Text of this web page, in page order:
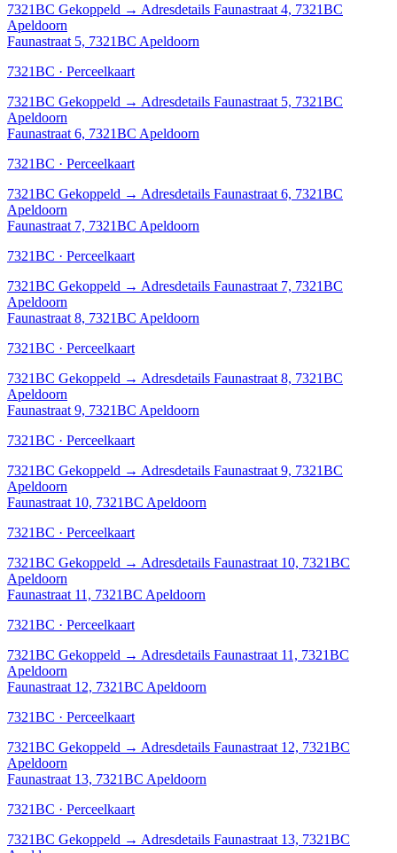
7321BC Gekoppeld → Adresdetails Faunastraat 4, 7321BC
Apeldoorn
Faunastraat 5, 7321BC Apeldoorn
7321BC · Perceelkaart
7321BC Gekoppeld → Adresdetails Faunastraat 5, 7321BC
Apeldoorn
Faunastraat 6, 7321BC Apeldoorn
7321BC · Perceelkaart
7321BC Gekoppeld → Adresdetails Faunastraat 6, 7321BC
Apeldoorn
Faunastraat 7, 7321BC Apeldoorn
7321BC · Perceelkaart
7321BC Gekoppeld → Adresdetails Faunastraat 7, 7321BC
Apeldoorn
Faunastraat 8, 7321BC Apeldoorn
7321BC · Perceelkaart
7321BC Gekoppeld → Adresdetails Faunastraat 8, 7321BC
Apeldoorn
Faunastraat 9, 7321BC Apeldoorn
7321BC · Perceelkaart
7321BC Gekoppeld → Adresdetails Faunastraat 9, 7321BC
Apeldoorn
Faunastraat 10, 7321BC Apeldoorn
7321BC · Perceelkaart
7321BC Gekoppeld → Adresdetails Faunastraat 10, 7321BC
Apeldoorn
Faunastraat 11, 7321BC Apeldoorn
7321BC · Perceelkaart
7321BC Gekoppeld → Adresdetails Faunastraat 11, 7321BC
Apeldoorn
Faunastraat 12, 7321BC Apeldoorn
7321BC · Perceelkaart
7321BC Gekoppeld → Adresdetails Faunastraat 12, 7321BC
Apeldoorn
Faunastraat 13, 7321BC Apeldoorn
7321BC · Perceelkaart
7321BC Gekoppeld → Adresdetails Faunastraat 13, 7321BC